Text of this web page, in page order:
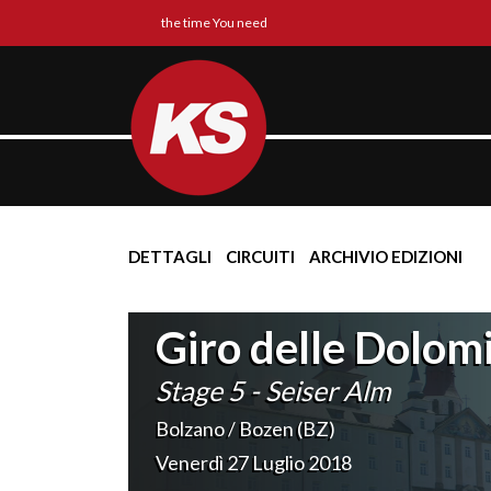
the time You need
DETTAGLI CIRCUITI ARCHIVIO EDIZIONI
Giro delle
Stage 5 - Seiser Alm
Bolzano / Bozen (BZ)
Venerdì 27 Luglio 2018